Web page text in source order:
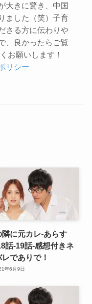
大きに驚き、中国
ました（笑）子育
さる方に伝わりや
、良かったらご覧
お願いします！
リシー
隣に元カレ-あらす
話-19話-感想付きネ
でありで！
年6月9日